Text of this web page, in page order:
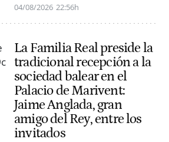
04/08/2026 22:56h
La Familia Real preside la
tradicional recepción a la
sociedad balear en el
Palacio de Marivent:
Jaime Anglada, gran
amigo del Rey, entre los
invitados